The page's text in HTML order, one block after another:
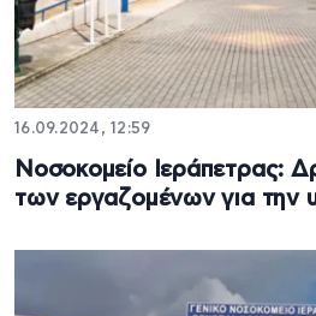
16.09.2024, 12:59
Νοσοκομείο Ιεράπετρας:
των εργαζομένων για την